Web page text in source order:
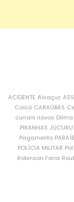
ACIDENTE Alcaçuz
Caicó CARAÚBAS
currais novos Dilma
PIRANHAS
Pagamento
POLÍCIA MILITAR
Robinson Faria